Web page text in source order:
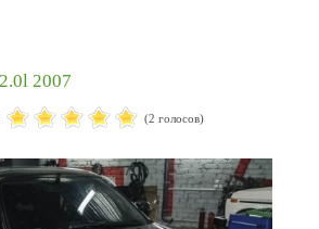
2007
(2 голосов)